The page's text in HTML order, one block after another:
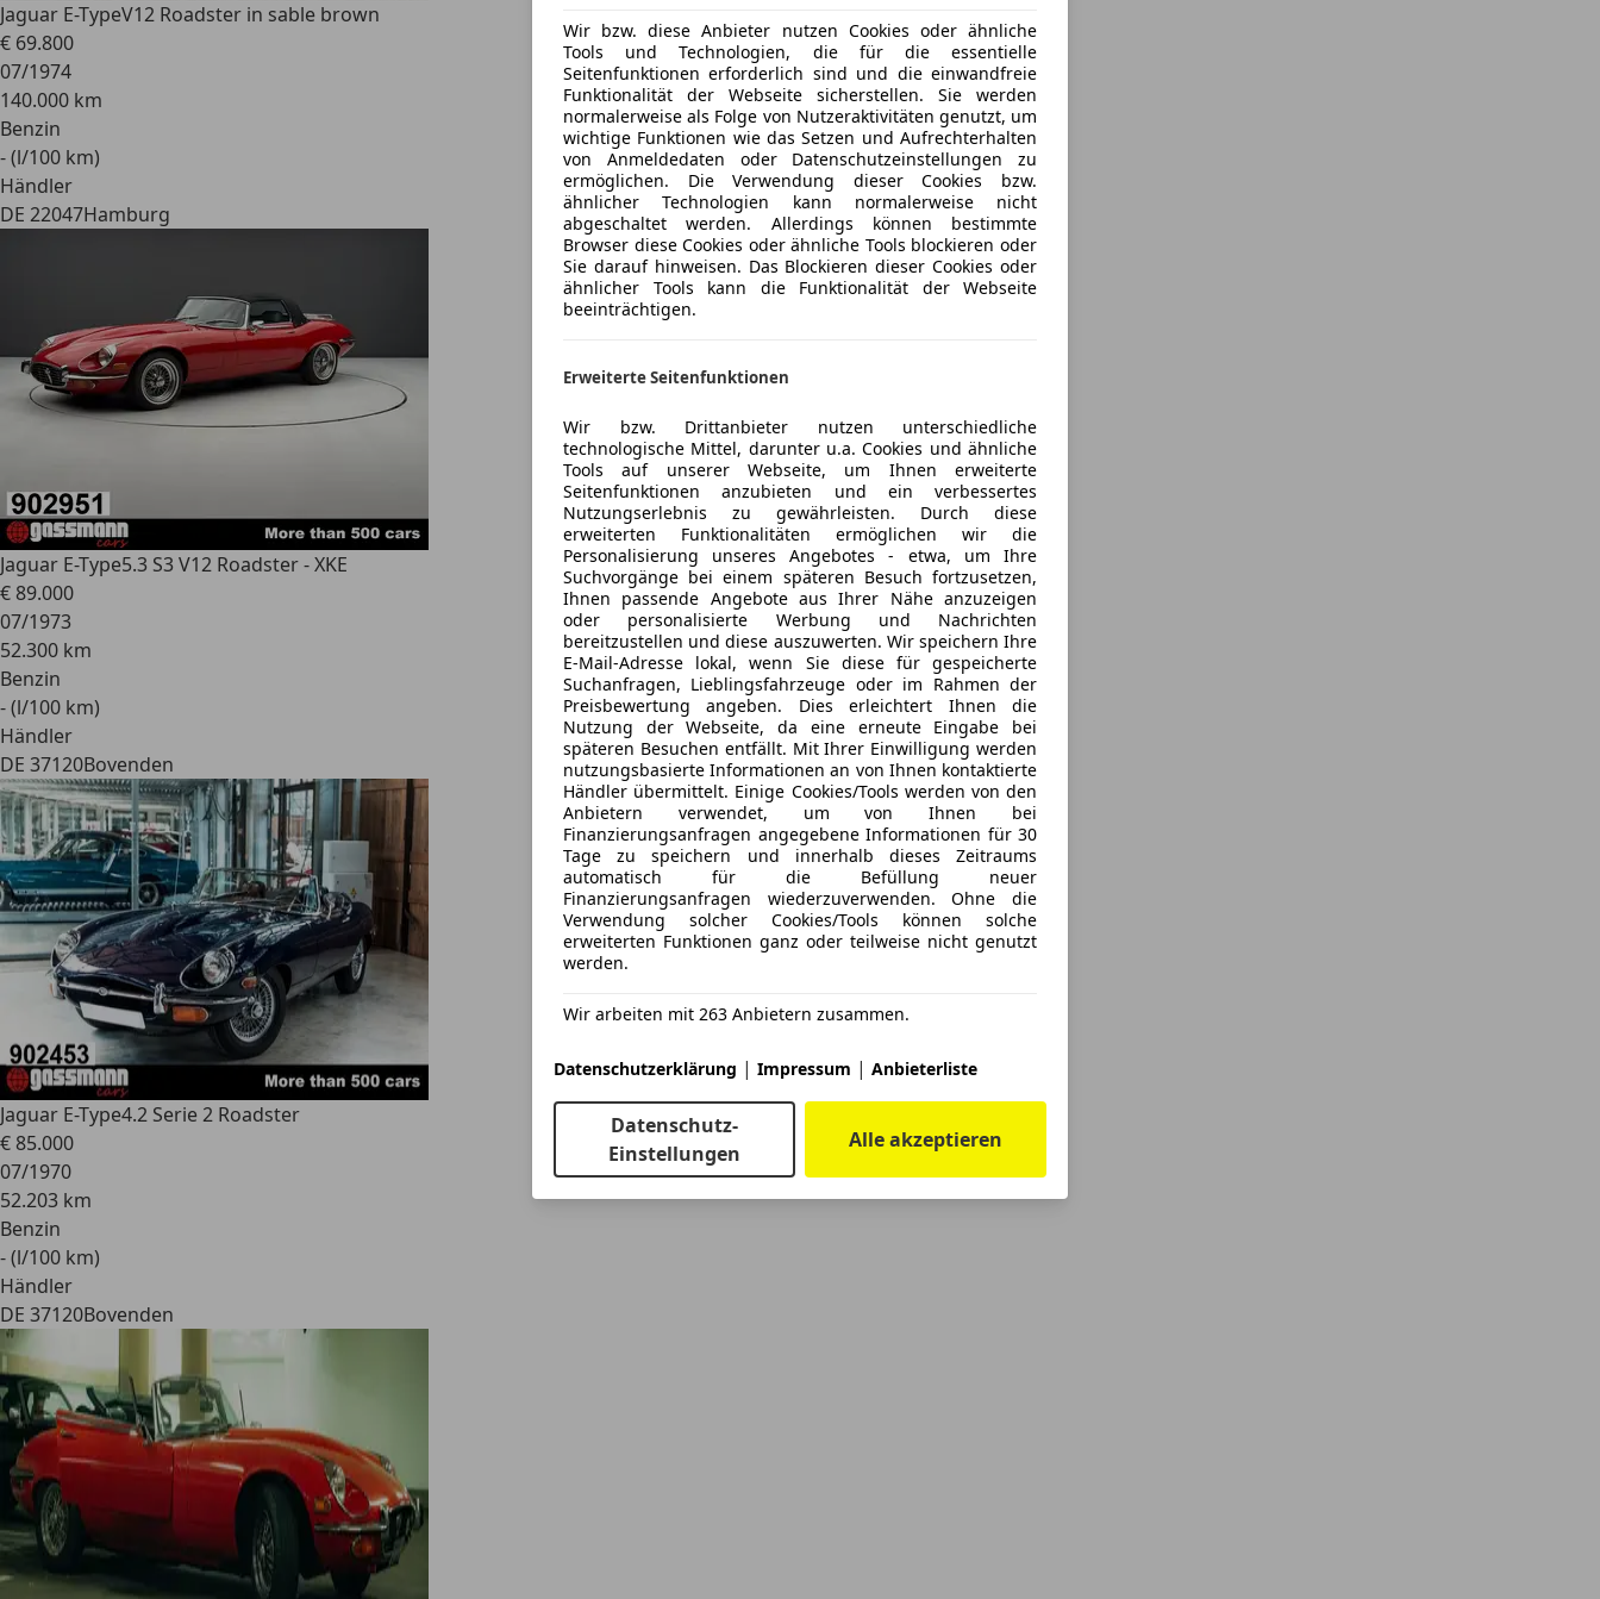
Jaguar E-TypeV12 Roadster in sable brown
€ 69.800
07/1974
140.000 km
Benzin
- (l/100 km)
Händler
DE 22047Hamburg
Jaguar E-Type5.3 S3 V12 Roadster - XKE
€ 89.000
07/1973
52.300 km
Benzin
- (l/100 km)
Händler
DE 37120Bovenden
Jaguar E-Type4.2 Serie 2 Roadster
€ 85.000
07/1970
52.203 km
Benzin
- (l/100 km)
Händler
DE 37120Bovenden
Wir bzw. diese Anbieter nutzen Cookies oder ähnliche
Tools und Technologien, die für die essentielle
Seitenfunktionen erforderlich sind und die einwandfreie
Funktionalität der Webseite sicherstellen. Sie werden
normalerweise als Folge von Nutzeraktivitäten genutzt, um
wichtige Funktionen wie das Setzen und Aufrechterhalten
von Anmeldedaten oder Datenschutzeinstellungen zu
ermöglichen. Die Verwendung dieser Cookies bzw.
ähnlicher Technologien kann normalerweise nicht
abgeschaltet werden. Allerdings können bestimmte
Browser diese Cookies oder ähnliche Tools blockieren oder
Sie darauf hinweisen. Das Blockieren dieser Cookies oder
ähnlicher Tools kann die Funktionalität der Webseite
beeinträchtigen.
Erweiterte Seitenfunktionen
Wir bzw. Drittanbieter nutzen unterschiedliche
technologische Mittel, darunter u.a. Cookies und ähnliche
Tools auf unserer Webseite, um Ihnen erweiterte
Seitenfunktionen anzubieten und ein verbessertes
Nutzungserlebnis zu gewährleisten. Durch diese
erweiterten Funktionalitäten ermöglichen wir die
Personalisierung unseres Angebotes - etwa, um Ihre
Suchvorgänge bei einem späteren Besuch fortzusetzen,
Ihnen passende Angebote aus Ihrer Nähe anzuzeigen
oder personalisierte Werbung und Nachrichten
bereitzustellen und diese auszuwerten. Wir speichern Ihre
E-Mail-Adresse lokal, wenn Sie diese für gespeicherte
Suchanfragen, Lieblingsfahrzeuge oder im Rahmen der
Preisbewertung angeben. Dies erleichtert Ihnen die
Nutzung der Webseite, da eine erneute Eingabe bei
späteren Besuchen entfällt. Mit Ihrer Einwilligung werden
nutzungsbasierte Informationen an von Ihnen kontaktierte
Händler übermittelt. Einige Cookies/Tools werden von den
Anbietern verwendet, um von Ihnen bei
Finanzierungsanfragen angegebene Informationen für 30
Tage zu speichern und innerhalb dieses Zeitraums
automatisch für die Befüllung neuer
Finanzierungsanfragen wiederzuverwenden. Ohne die
Verwendung solcher Cookies/Tools können solche
erweiterten Funktionen ganz oder teilweise nicht genutzt
werden.
Wir arbeiten mit 263 Anbietern zusammen.
Datenschutzerklärung | Impressum | Anbieterliste
Datenschutz-
Einstellungen
Alle akzeptieren